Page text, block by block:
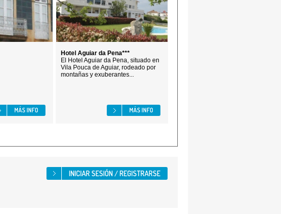
MÁS INFO
Hotel Aguiar da Pena***
El Hotel Aguiar da Pena, situado en
Vila Pouca de Aguiar, rodeado por
montañas y exuberantes...
MÁS INFO